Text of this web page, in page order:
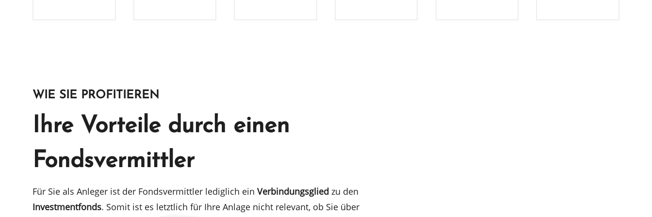
WIE SIE PROFITIEREN
Ihre Vorteile durch einen
Fondsvermittler
Für Sie als Anleger ist der Fonds­ver­mitt­ler ledig­lich einVerbin­dungs­glied zu den
Invest­ment­fonds. Somit ist es letzt­lich für Ihre Anlage nicht relevant, ob Sie über